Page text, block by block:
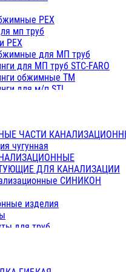
ПП белые
Фитинги ПП белые
Фитинги ППс металл.белые
PE-RT
ПП водопровод белые
ПП водопровод серые
армированные
армированные
Фитинги с металл. серые
Фитинги ПП (серые)
ПП белые
Краны
Фитинги ПП (белые)
Фитинги ПП с металлом белые
полипропиленовые
полипропиленивые
PEX
мп труб
PEX
для МП труб
для МП труб STC-FARO
обжимные ТМ
для м/п STI
для МП труб TITAN
ЧАСТИ
чугунная
ДЛЯ КАНАЛИЗАЦИИ
СИНИКОН
изделия
для труб